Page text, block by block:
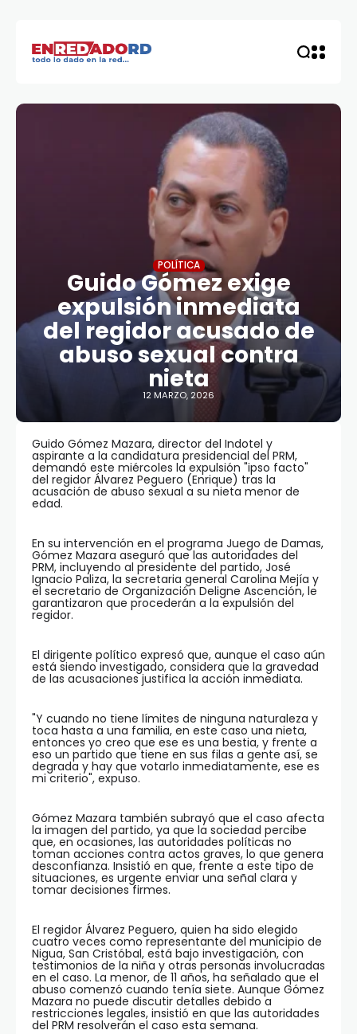
POLÍTICA
Guido Gómez exige
expulsión inmediata
del regidor acusado de
abuso sexual contra
nieta
12 MARZO, 2026
Guido Gómez Mazara, director del Indotel y
aspirante a la candidatura presidencial del PRM,
demandó este miércoles la expulsión "ipso facto"
del regidor Álvarez Peguero (Enrique) tras la
acusación de abuso sexual a su nieta menor de
edad.
En su intervención en el programa Juego de Damas,
Gómez Mazara aseguró que las autoridades del
PRM, incluyendo al presidente del partido, José
Ignacio Paliza, la secretaria general Carolina Mejía y
el secretario de Organización Deligne Ascención, le
garantizaron que procederán a la expulsión del
regidor.
El dirigente político expresó que, aunque el caso aún
está siendo investigado, considera que la gravedad
de las acusaciones justifica la acción inmediata.
"Y cuando no tiene límites de ninguna naturaleza y
toca hasta a una familia, en este caso una nieta,
entonces yo creo que ese es una bestia, y frente a
eso un partido que tiene en sus filas a gente así, se
degrada y hay que votarlo inmediatamente, ese es
mi criterio", expuso.
Gómez Mazara también subrayó que el caso afecta
la imagen del partido, ya que la sociedad percibe
que, en ocasiones, las autoridades políticas no
toman acciones contra actos graves, lo que genera
desconfianza. Insistió en que, frente a este tipo de
situaciones, es urgente enviar una señal clara y
tomar decisiones firmes.
El regidor Álvarez Peguero, quien ha sido elegido
cuatro veces como representante del municipio de
Nigua, San Cristóbal, está bajo investigación, con
testimonios de la niña y otras personas involucradas
en el caso. La menor, de 11 años, ha señalado que el
abuso comenzó cuando tenía siete. Aunque Gómez
Mazara no puede discutir detalles debido a
restricciones legales, insistió en que las autoridades
del PRM resolverán el caso esta semana.